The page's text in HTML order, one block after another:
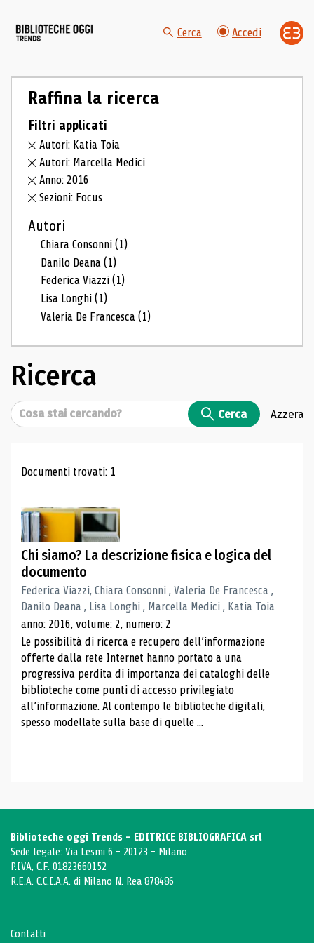
Cerca Accedi
Raffina la ricerca
Filtri applicati
Autori: Katia Toia
Autori: Marcella Medici
Anno: 2016
Sezioni: Focus
Autori
Chiara Consonni(1)
Danilo Deana(1)
Federica Viazzi(1)
Lisa Longhi(1)
Valeria De Francesca(1)
Ricerca
Cerca Cerca Azzera
Risultati di ricerca
Documenti trovati: 1
Chi siamo? La descrizione fisica e logica del
documento
Federica Viazzi, Chiara Consonni , Valeria De Francesca ,
Danilo Deana , Lisa Longhi , Marcella Medici , Katia Toia
anno: 2016, volume: 2, numero: 2
Le possibilità di ricerca e recupero dell’informazione
offerte dalla rete Internet hanno portato a una
progressiva perdita di importanza dei cataloghi delle
biblioteche come punti di accesso privilegiato
all’informazione. Al contempo le biblioteche digitali,
spesso modellate sulla base di quelle ...
Biblioteche oggi Trends - EDITRICE BIBLIOGRAFICA srl
Sede legale: Via Lesmi 6 - 20123 - Milano
P.IVA, C.F. 01823660152
R.E.A. C.C.I.A.A. di Milano N. Rea 878486
Contatti